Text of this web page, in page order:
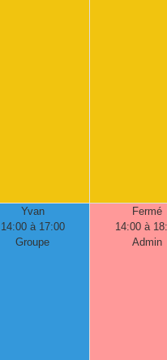
Yvan
14:00 à 17:00
Groupe
Fermé
14:00 à
Admin